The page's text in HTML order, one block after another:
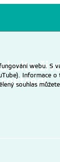
webu. S
Informace
souhlas